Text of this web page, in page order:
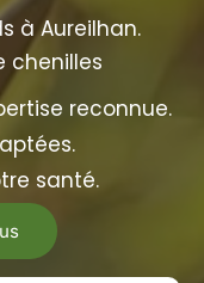
à Aureilhan.
chenilles
reconnue.
santé.